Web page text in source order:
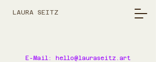
LAURA SEITZ
E-Mail:
hello@lauraseitz.art